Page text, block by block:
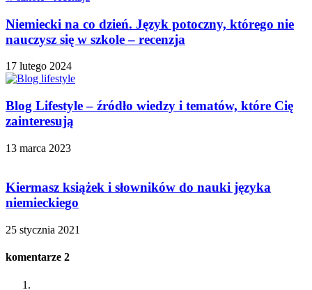
Niemiecki na co dzień. Język potoczny, którego nie
nauczysz się w szkole – recenzja
17 lutego 2024
Blog Lifestyle – źródło wiedzy i tematów, które Cię
zainteresują
13 marca 2023
Kiermasz książek i słowników do nauki języka
niemieckiego
25 stycznia 2021
komentarze 2